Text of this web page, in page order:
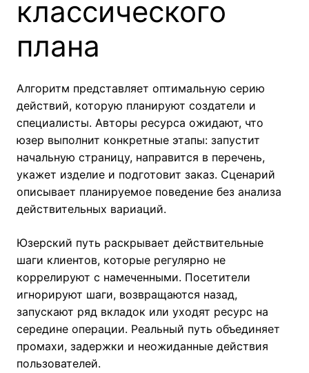
классического
плана
Алгоритм представляет оптимальную серию
действий, которую планируют создатели и
специалисты. Авторы ресурса ожидают, что
юзер выполнит конкретные этапы: запустит
начальную страницу, направится в перечень,
укажет изделие и подготовит заказ. Сценарий
описывает планируемое поведение без анализа
действительных вариаций.
Юзерский путь раскрывает действительные
шаги клиентов, которые регулярно не
коррелируют с намеченными. Посетители
игнорируют шаги, возвращаются назад,
запускают ряд вкладок или уходят ресурс на
середине операции. Реальный путь объединяет
промахи, задержки и неожиданные действия
пользователей.